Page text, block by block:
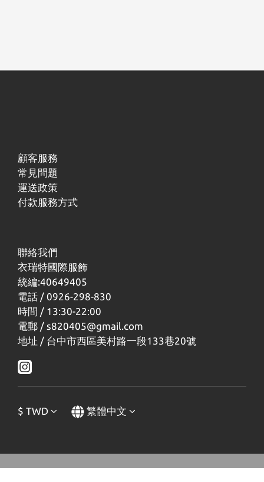
顧客服務
常見問題
運送政策
付款服務方式
聯絡我們
衣瑞特國際服飾
統編:40649405
電話 / 0926-298-830
時間 / 13:30-22:00
電郵 / s820405@gmail.com
地址 / 台中市西區美村路一段133巷20號
$ TWD 繁體中文